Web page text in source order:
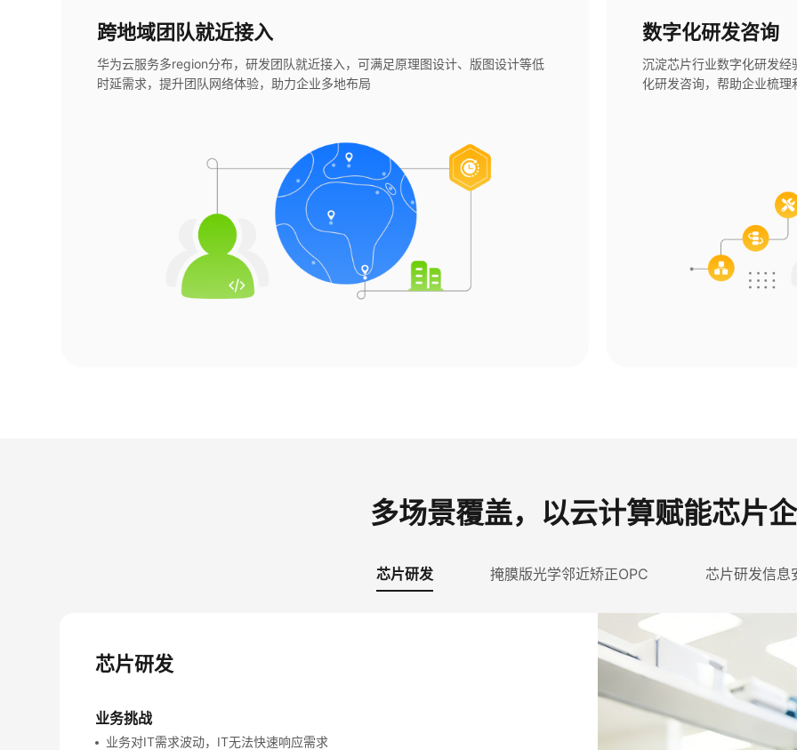
跨地域团队就近接入
华为云服务多region分布，研发团队就近接入，可满足原理图设计、版图设计等低
时延需求，提升团队网络体验，助力企业多地布局
数字化研发咨询
沉淀芯片行业数字化研发
化研发咨询，帮助企业梳
多场景覆盖，以云计算赋能芯片
芯片研发 掩膜版光学邻近矫正OPC 芯片研发信息
芯片研发
业务挑战
业务对IT需求波动，IT无法快速响应需求